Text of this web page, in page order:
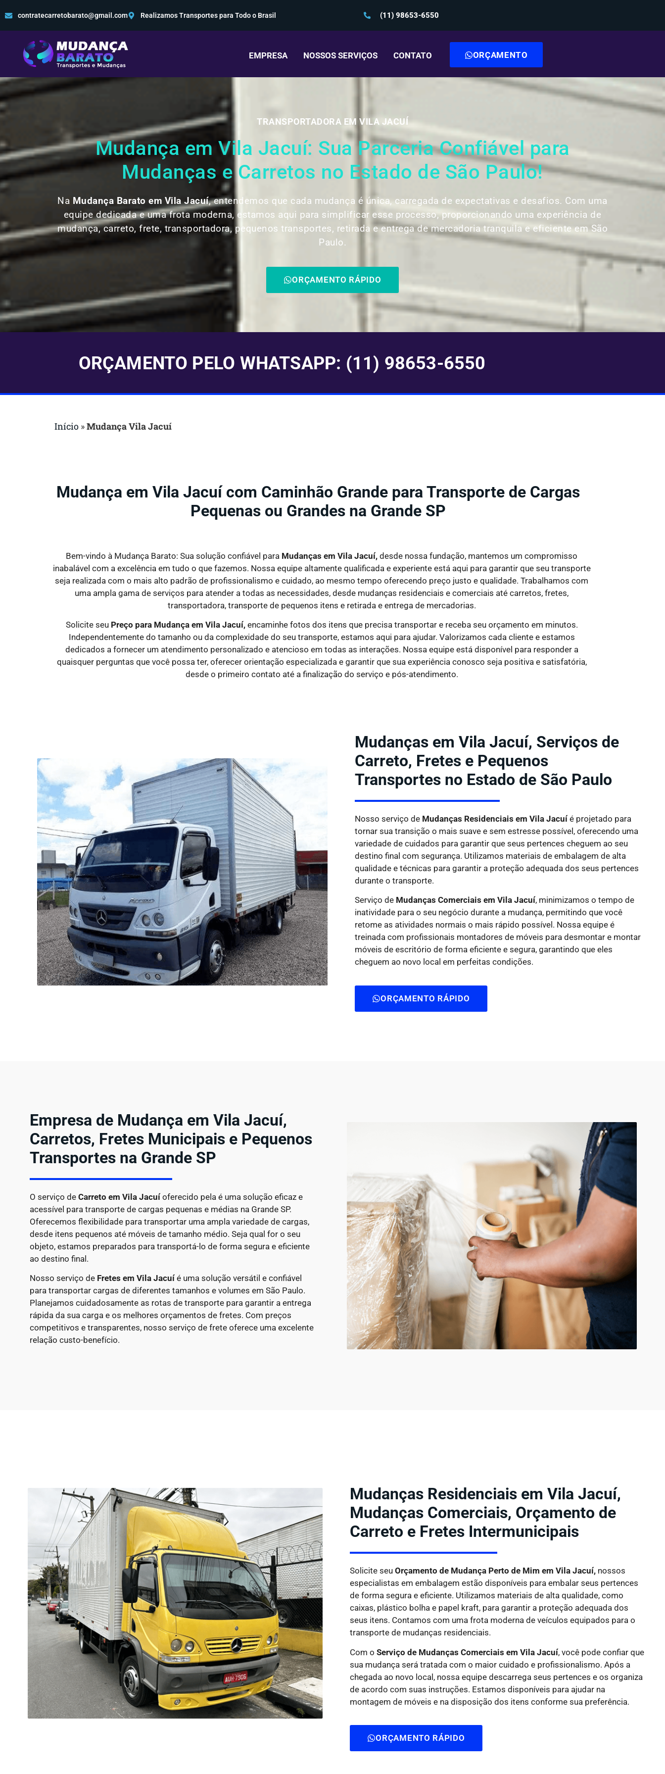
contratecarretobarato@gmail.com Realizamos Transportes para Todo o Brasil (11) 98653-6550
EMPRESA NOSSOS SERVIÇOS CONTATO ORÇAMENTO
TRANSPORTADORA EM VILA JACUÍ
Mudança em Vila Jacuí: Sua Parceria Confiável para
Mudanças e Carretos no Estado de São Paulo!
Na Mudança Barato em Vila Jacuí, entendemos que cada mudança é única, carregada de expectativas e desafios. Com uma
equipe dedicada e uma frota moderna, estamos aqui para simplificar esse processo, proporcionando uma experiência de
mudança, carreto, frete, transportadora, pequenos transportes, retirada e entrega de mercadoria tranquila e eficiente em São
Paulo.
ORÇAMENTO RÁPIDO
ORÇAMENTO PELO WHATSAPP: (11) 98653-6550
Início »Mudança Vila Jacuí
Mudança em Vila Jacuí com Caminhão Grande para Transporte de Cargas
Pequenas ou Grandes na Grande SP
Bem-vindo à Mudança Barato: Sua solução confiável para Mudanças em Vila Jacuí, desde nossa fundação, mantemos um compromisso
inabalável com a excelência em tudo o que fazemos. Nossa equipe altamente qualificada e experiente está aqui para garantir que seu transporte
seja realizada com o mais alto padrão de profissionalismo e cuidado, ao mesmo tempo oferecendo preço justo e qualidade. Trabalhamos com
uma ampla gama de serviços para atender a todas as necessidades, desde mudanças residenciais e comerciais até carretos, fretes,
transportadora, transporte de pequenos itens e retirada e entrega de mercadorias.
Solicite seu Preço para Mudança em Vila Jacuí,encaminhe fotos dos itens que precisa transportar e receba seu orçamento em minutos.
Independentemente do tamanho ou da complexidade do seu transporte, estamos aqui para ajudar. Valorizamos cada cliente e estamos
dedicados a fornecer um atendimento personalizado e atencioso em todas as interações. Nossa equipe está disponível para responder a
quaisquer perguntas que você possa ter, oferecer orientação especializada e garantir que sua experiência conosco seja positiva e satisfatória,
desde o primeiro contato até a finalização do serviço e pós-atendimento.
Mudanças em Vila Jacuí, Serviços de
Carreto, Fretes e Pequenos
Transportes no Estado de São Paulo
Nosso serviço de Mudanças Residenciais em Vila Jacuí é projetado para
tornar sua transição o mais suave e sem estresse possível, oferecendo uma
variedade de cuidados para garantir que seus pertences cheguem ao seu
destino final com segurança. Utilizamos materiais de embalagem de alta
qualidade e técnicas para garantir a proteção adequada dos seus pertences
durante o transporte.
Serviço de Mudanças Comerciais em Vila Jacuí, minimizamos o tempo de
inatividade para o seu negócio durante a mudança, permitindo que você
retome as atividades normais o mais rápido possível. Nossa equipe é
treinada com profissionais montadores de móveis para desmontar e montar
móveis de escritório de forma eficiente e segura, garantindo que eles
cheguem ao novo local em perfeitas condições.
ORÇAMENTO RÁPIDO
Empresa de Mudança em Vila Jacuí,
Carretos, Fretes Municipais e Pequenos
Transportes na Grande SP
O serviço de Carreto em Vila Jacuí oferecido pela é uma solução eficaz e
acessível para transporte de cargas pequenas e médias na Grande SP.
Oferecemos flexibilidade para transportar uma ampla variedade de cargas,
desde itens pequenos até móveis de tamanho médio. Seja qual for o seu
objeto, estamos preparados para transportá-lo de forma segura e eficiente
ao destino final.
Nosso serviço de Fretes em Vila Jacuí é uma solução versátil e confiável
para transportar cargas de diferentes tamanhos e volumes em São Paulo.
Planejamos cuidadosamente as rotas de transporte para garantir a entrega
rápida da sua carga e os melhores orçamentos de fretes. Com preços
competitivos e transparentes, nosso serviço de frete oferece uma excelente
relação custo-benefício.
Mudanças Residenciais em Vila Jacuí,
Mudanças Comerciais, Orçamento de
Carreto e Fretes Intermunicipais
Solicite seuOrçamento de Mudança Perto de Mim em Vila Jacuí, nossos
especialistas em embalagem estão disponíveis para embalar seus pertences
de forma segura e eficiente. Utilizamos materiais de alta qualidade, como
caixas, plástico bolha e papel kraft, para garantir a proteção adequada dos
seus itens. Contamos com uma frota moderna de veículos equipados para o
transporte de mudanças residenciais.
Com oServiço de Mudanças Comerciais em Vila Jacuí, você pode confiar que
sua mudança será tratada com o maior cuidado e profissionalismo. Após a
chegada ao novo local, nossa equipe descarrega seus pertences e os organiza
de acordo com suas instruções. Estamos disponíveis para ajudar na
montagem de móveis e na disposição dos itens conforme sua preferência.
ORÇAMENTO RÁPIDO